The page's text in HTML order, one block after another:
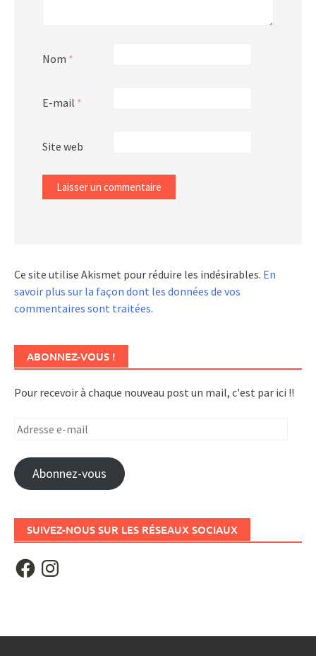
Nom *
E-mail *
Site web
Ce site utilise Akismet pour réduire les indésirables. En
savoir plus sur la façon dont les données de vos
commentaires sont traitées.
ABONNEZ-VOUS !
Pour recevoir à chaque nouveau post un mail, c'est par ici !!
Adresse
mail
Abonnez-vous
SUIVEZ-NOUS SUR LES RÉSEAUX SOCIAUX
FacebookInstagram